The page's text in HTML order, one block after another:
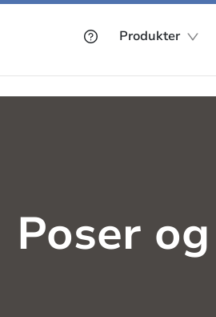
Produkter
Poser